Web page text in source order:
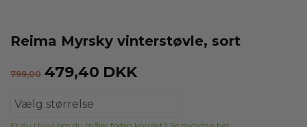
Reima Myrsky vinterstøvle, sort
799,00 479,40 DKK